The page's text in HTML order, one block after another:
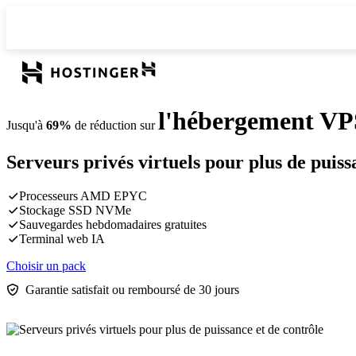
Jusqu'à 69% de réduction surl'hébergement
Serveurs privés virtuels pour plus de
Processeurs AMD EPYC
Stockage SSD NVMe
Sauvegardes hebdomadaires gratuites
Terminal web IA
Choisir un pack
Garantie satisfait ou remboursé de 30 jours